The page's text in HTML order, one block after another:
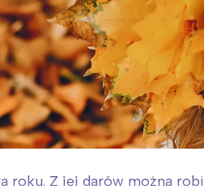
roku. Z jej darów można